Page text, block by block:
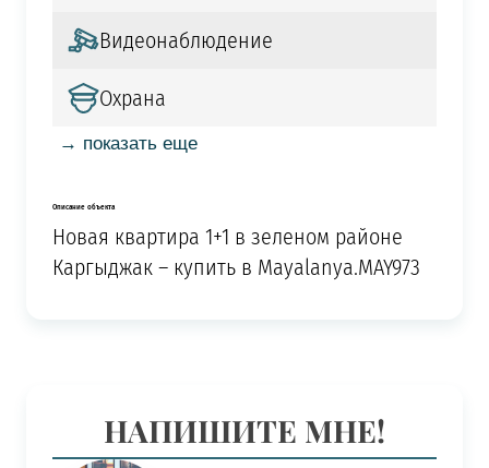
Видеонаблюдение
Охрана
→ показать еще
Описание объекта
Новая квартира 1+1 в зеленом районе
Каргыджак – купить в Mayalanya.MAY973
НАПИШИТЕ МНЕ!